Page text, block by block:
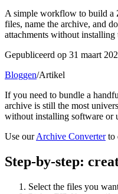
A simple workflow to build a
files, name the archive, and
attachments without installing
Gepubliceerd op 31 maart
Bloggen/Artikel
If you need to bundle a
archive is still the most
without installing software or
Use our Archive Converter to
Step-by-step:
Select the files you